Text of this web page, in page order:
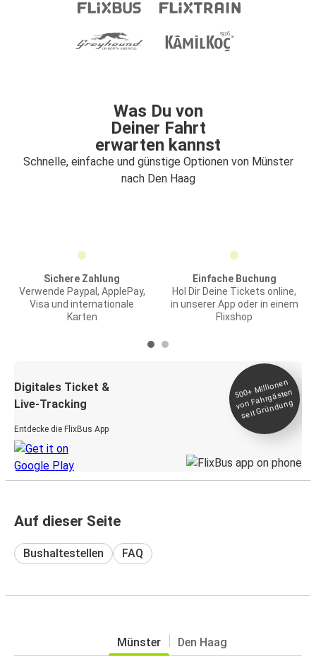
Was Du von
Deiner Fahrt
erwarten kannst
Schnelle, einfache und günstige Optionen von Münster
nach Den Haag
Sichere Zahlung
Verwende Paypal, ApplePay,
Visa und internationale
Karten
Einfache Buchung
Hol Dir Deine Tickets online,
in unserer App oder in einem
Flixshop
Digitales Ticket &
Live-Tracking
Entdecke die FlixBus App
500+
Millionen
von Fahrgästen
seit
Gründung
Auf dieser Seite
Bushaltestellen FAQ
Münster Den Haag